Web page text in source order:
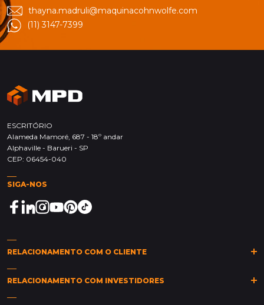
thayna.madruli@maquinacohnwolfe.com
(11) 3147-7399
ESCRITÓRIO
Alameda Mamoré, 687 - 18º andar
Alphaville - Barueri - SP
CEP: 06454-040
SIGA-NOS
RELACIONAMENTO COM O CLIENTE
RELACIONAMENTO COM INVESTIDORES
Clique aqui